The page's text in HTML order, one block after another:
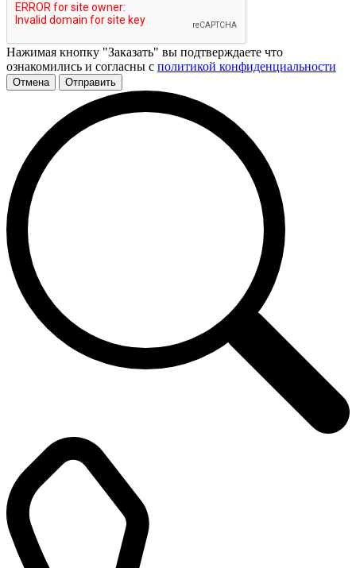
Нажимая кнопку "Заказать" вы подтверждаете что
ознакомились и согласны с политикой конфиденциальности
Отмена Отправить